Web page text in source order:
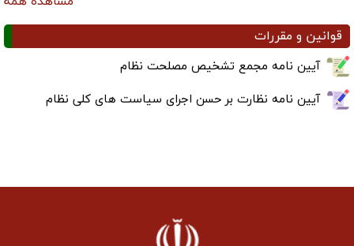
قوانین و مقررات
آیین نامه مجمع تشخیص مصلحت نظام
آیین نامه نظارت بر حسن اجرای سیاست های کلی نظام